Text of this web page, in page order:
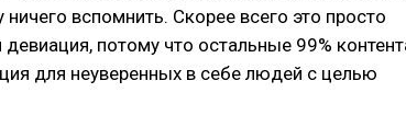
вспомнить. Скорее всего это просто
девиация, потому что остальные 99%
для неуверенных в себе людей с целью